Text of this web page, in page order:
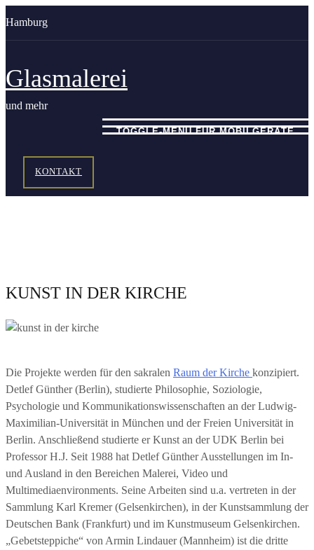
Inhalt
Hamburg
Glasmalerei
und mehr
TOGGLE-MENÜ FÜR MOBILGERÄTE
KONTAKT
KUNST IN DER KIRCHE
Die Projekte werden für den sakralen Raum der Kirche konzipiert.
Detlef Günther (Berlin), studierte Philosophie, Soziologie,
Psychologie und Kommunikationswissenschaften an der Ludwig-
Maximilian-Universität in München und der Freien Universität in
Berlin. Anschließend studierte er Kunst an der UDK Berlin bei
Professor H.J. Seit 1988 hat Detlef Günther Ausstellungen im In-
und Ausland in den Bereichen Malerei, Video und
Multimediaenvironments. Seine Arbeiten sind u.a. vertreten in der
Sammlung Karl Kremer (Gelsenkirchen), in der Kunstsammlung der
Deutschen Bank (Frankfurt) und im Kunstmuseum Gelsenkirchen.
„Gebetsteppiche“ von Armin Lindauer (Mannheim) ist die dritte